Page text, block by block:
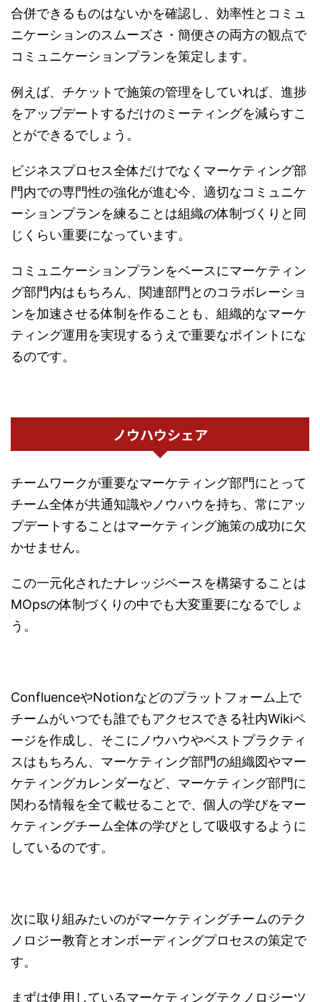
合併できるものはないかを確認し、効率性とコミュ
ニケーションのスムーズさ・簡便さの両方の観点で
コミュニケーションプランを策定します。
例えば、チケットで施策の管理をしていれば、進捗
をアップデートするだけのミーティングを減らすこ
とができるでしょう。
ビジネスプロセス全体だけでなくマーケティング部
門内での専門性の強化が進む今、適切なコミュニケ
ーションプランを練ることは組織の体制づくりと同
じくらい重要になっています。
コミュニケーションプランをベースにマーケティン
グ部門内はもちろん、関連部門とのコラボレーショ
ンを加速させる体制を作ることも、組織的なマーケ
ティング運用を実現するうえで重要なポイントにな
るのです。
ノウハウシェア
チームワークが重要なマーケティング部門にとって
チーム全体が共通知識やノウハウを持ち、常にアッ
プデートすることはマーケティング施策の成功に欠
かせません。
この一元化されたナレッジベースを構築することは
MOpsの体制づくりの中でも大変重要になるでしょ
う。
ConfluenceやNotionなどのプラットフォーム上で
チームがいつでも誰でもアクセスできる社内Wikiペ
ージを作成し、そこにノウハウやベストプラクティ
スはもちろん、マーケティング部門の組織図やマー
ケティングカレンダーなど、マーケティング部門に
関わる情報を全て載せることで、個人の学びをマー
ケティングチーム全体の学びとして吸収するように
しているのです。
次に取り組みたいのがマーケティングチームのテク
ノロジー教育とオンボーディングプロセスの策定で
す。
まずは使用しているマーケティングテクノロジーツ